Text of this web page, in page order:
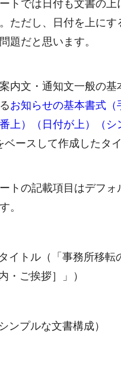
トでは日付も文書の上
ただし、日付を上にす
題だと思います。
内文・通知文一般の基
お知らせの基本書式（
上）（日付が上）（シ
ベースして作成したタイ
トの記載項目はデフォ
。
イトル（「事務所移転
・ご挨拶］」）
ンプルな文書構成）